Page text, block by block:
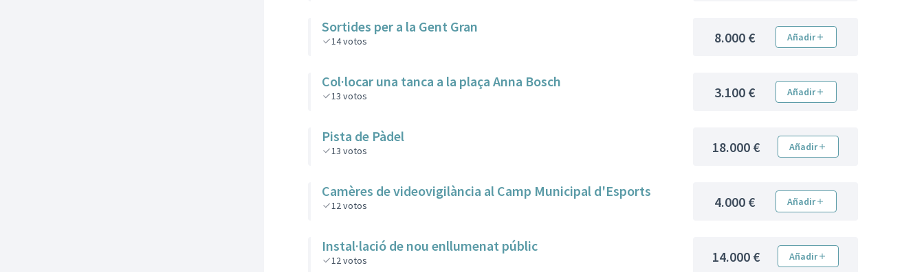
Sortides per a la Gent Gran
14votos 8.000 € Añadir
Col·locar una tanca a la plaça Anna Bosch
13 votos 3.100 € Añadir
Pista de Pàdel
13 votos 18.000 € Añadir
Camères de videovigilància al Camp Municipal d'Esports
12votos 4.000 € Añadir
Instal·lació de nou enllumenat públic
12votos 14.000 € Añadir